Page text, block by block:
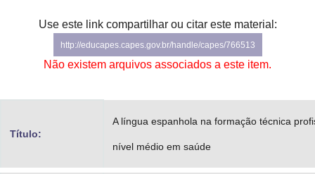
Secretaria de Governo
Gabinete de Segurança Institucional
Use este link compartilhar ou citar este material:
http://educapes.capes.gov.br/handle/capes/766513
Não existem arquivos associados a este item.
Título:
A língua espanhola na formação técnica
nível médio em saúde